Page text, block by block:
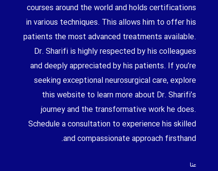
courses around the world and holds certifications
in various techniques. This allows him to offer his
patients the most advanced treatments available.
Dr. Sharifi is highly respected by his colleagues
and deeply appreciated by his patients. If you’re
seeking exceptional neurosurgical care, explore
this website to learn more about Dr. Sharifi’s
journey and the transformative work he does.
Schedule a consultation to experience his skilled
and compassionate approach firsthand.
عنا